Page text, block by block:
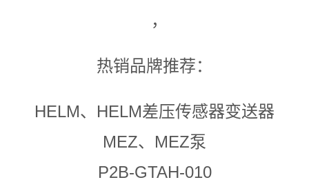
，
热销品牌推荐：
HELM、HELM差压传感器变送器
MEZ、MEZ泵
P2B-GTAH-010